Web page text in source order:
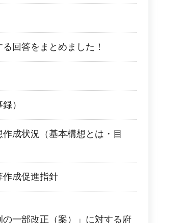
回答をまとめました！
）
成状況（基本構想とは・目
作成促進指針
の一部改正（案）」に対する府